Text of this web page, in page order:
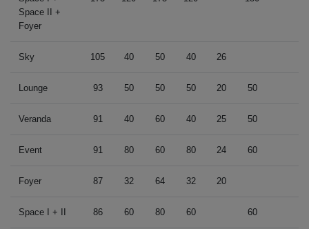
Space II +
Foyer
Sky 105 40 50 40 26
Lounge 93 50 50 50 20 50
Veranda 91 40 60 40 25 50
Event 91 80 60 80 24 60
Foyer 87 32 64 32 20
Space I + II 86 60 80 60 60